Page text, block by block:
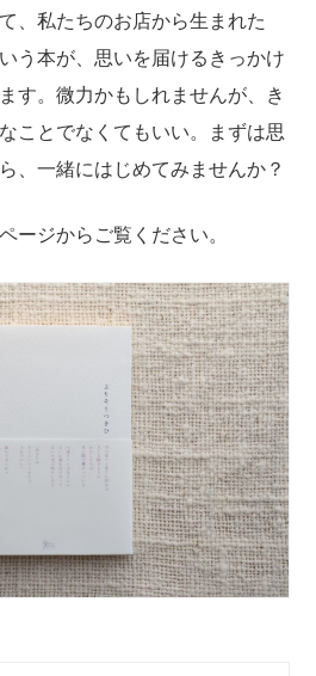
、私たちのお店から生まれた
う本が、思いを届けるきっかけ
す。微力かもしれませんが、き
ことでなくてもいい。まずは思
、一緒にはじめてみませんか？
ージからご覧ください。